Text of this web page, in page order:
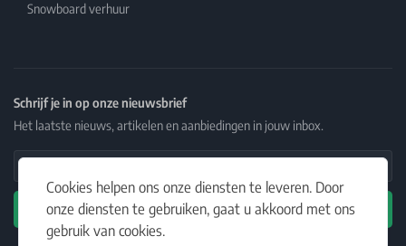
Cookies helpen ons onze diensten te leveren. Door
onze diensten te gebruiken, gaat u akkoord met ons
gebruik van cookies.
Snowboard verhuur
Schrijf je in op onze nieuwsbrief
Het laatste nieuws, artikelen en aanbiedingen in jouw inbox.
Email Address
Abonneren